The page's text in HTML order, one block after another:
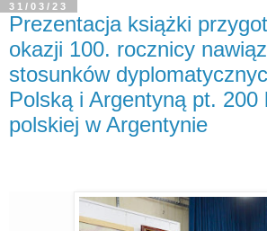
31/03/23
Prezentacja książki
okazji 100. rocznicy
stosunków
Polską i Argentyną pt. 200
polskiej w Argentynie